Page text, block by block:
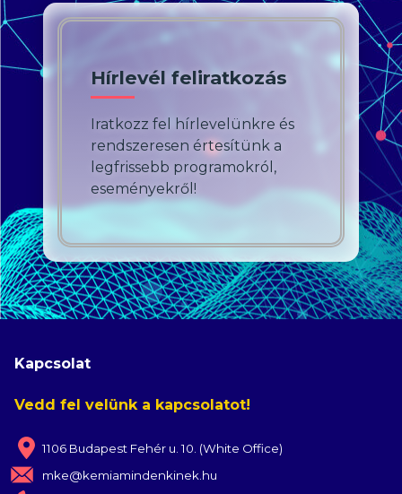
Hírlevél feliratkozás
Iratkozz fel hírlevelünkre és
rendszeresen értesítünk a
legfrissebb programokról,
eseményekről!
Kapcsolat
Vedd fel velünk a kapcsolatot!
1106 Budapest Fehér u. 10. (White Office)
mke@kemiamindenkinek.hu